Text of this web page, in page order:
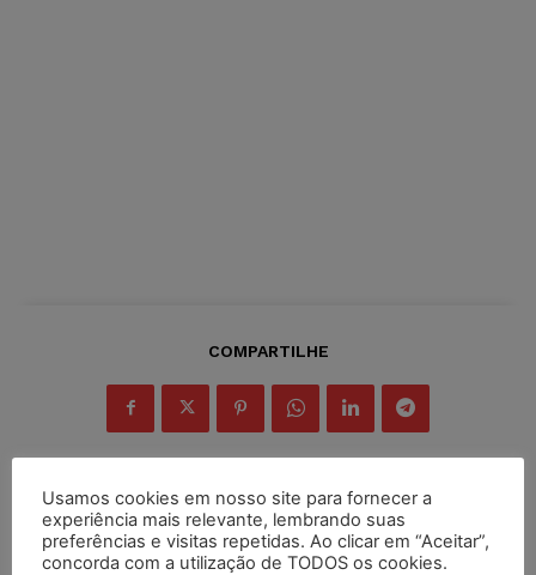
COMPARTILHE
Inscreva-se
Usamos cookies em nosso site para fornecer a
experiência mais relevante, lembrando suas
preferências e visitas repetidas. Ao clicar em “Aceitar”,
concorda com a utilização de TODOS os cookies.